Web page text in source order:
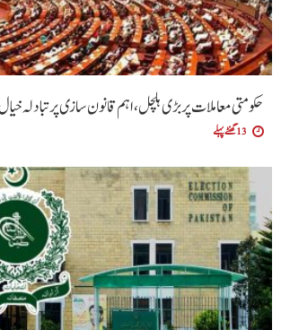
حکومتی معاملات پر بڑی ہلچل ،اہم قانون سازی پر تبادلہ خیال
13 گھنٹے پہلے